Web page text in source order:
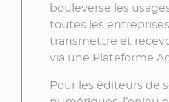
bouleverse les
toutes les
transmettre et
via une Plateforme
Pour les éditeurs de